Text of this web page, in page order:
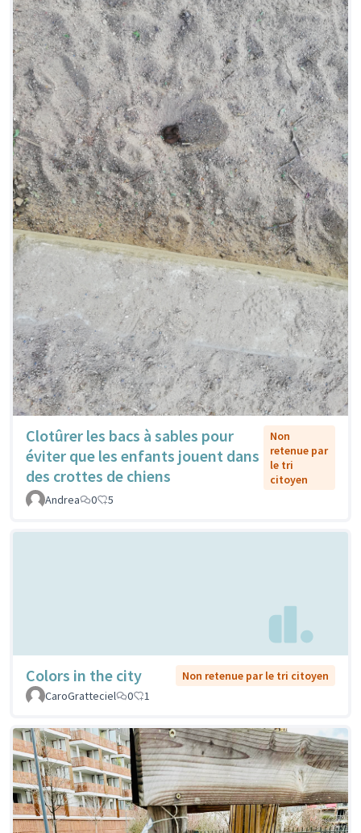
Clotûrer les bacs à sables pour
éviter que les enfants jouent dans
des crottes de chiens
Non
retenue par
le tri
citoyen
Andrea
0 5
Colors in the city
Non retenue par le tri citoyen
CaroGratteciel
0 1